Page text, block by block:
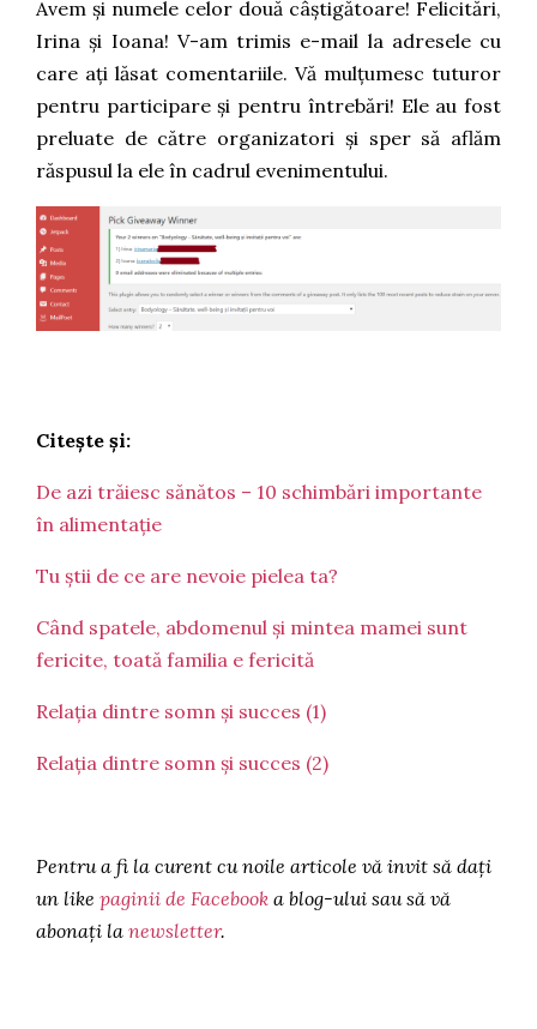
Avem și numele celor două câștigătoare! Felicitări,
Irina și Ioana! V-am trimis e-mail la adresele cu
care ați lăsat comentariile. Vă mulțumesc tuturor
pentru participare și pentru întrebări! Ele au fost
preluate de către organizatori și sper să aflăm
răspusul la ele în cadrul evenimentului.
Citește și:
De azi trăiesc sănătos – 10 schimbări importante
în alimentație
Tu știi de ce are nevoie pielea ta?
Când spatele, abdomenul și mintea mamei sunt
fericite, toată familia e fericită
Relația dintre somn și succes (1)
Relația dintre somn și succes (2)
Pentru a fi la curent cu noile articole vă invit să dați
un like paginii de Facebook a blog-ului sau să vă
abonați la newsletter.